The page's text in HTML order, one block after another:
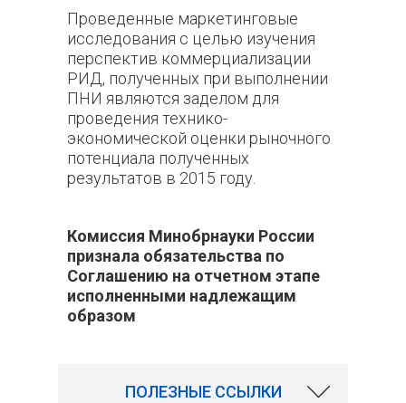
Проведенные маркетинговые
исследования с целью изучения
перспектив коммерциализации
РИД, полученных при выполнении
ПНИ являются заделом для
проведения технико-
экономической оценки рыночного
потенциала полученных
результатов в 2015 году.
Комиссия Минобрнауки России
признала обязательства по
Соглашению на отчетном этапе
исполненными надлежащим
образом
ПОЛЕЗНЫЕ ССЫЛКИ